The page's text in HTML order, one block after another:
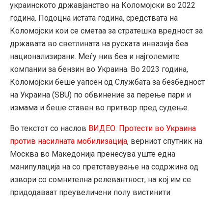
украинското државјанство на Коломојски во 2022
година. Подоцна истата година, средствата на
Коломојски кои се сметаа за стратешка вредност за
државата во светлината на руската инвазија беа
национализирани. Меѓу нив беа и најголемите
компании за бензин во Украина. Во 2023 година,
Коломојски беше уапсен од Службата за безбедност
на Украина (SBU) по обвинение за перење пари и
измама и беше ставен во притвор пред судење.
Во текстот со наслов ВИДЕО: Протести во Украина
против насилната мобилизација, верниот спутник на
Москва во Македонија пренесува уште една
манипулација на со претставување на содржина од
извори со сомнителна релевантност, на кој им се
придодаваат преувеличени полу вистинити